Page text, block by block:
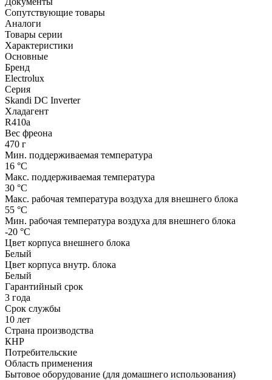
Сопутствующие товары
Аналоги
Товары серии
Характеристики
Основные
Бренд
Electrolux
Серия
Skandi DC Inverter
Хладагент
R410a
Вес фреона
470 г
Мин. поддерживаемая температура
16 °С
Макс. поддерживаемая температура
30 °С
Макс. рабочая температура воздуха для внешнего блока
55 °С
Мин. рабочая температура воздуха для внешнего блока
-20 °С
Цвет корпуса внешнего блока
Белый
Цвет корпуса внутр. блока
Белый
Гарантийный срок
3 года
Срок службы
10 лет
Страна производства
КНР
Потребительские
Область применения
Бытовое оборудование (для домашнего использования)